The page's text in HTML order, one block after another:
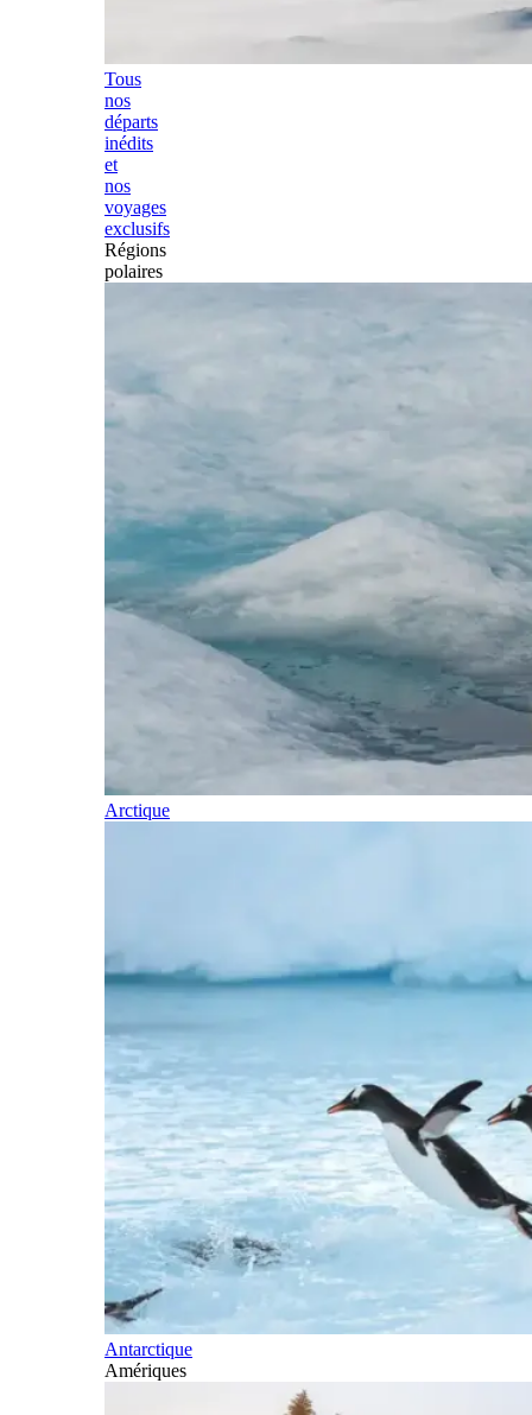
Tous
nos
départs
inédits
et
nos
voyages
exclusifs
Régions
polaires
Arctique
Antarctique
Amériques